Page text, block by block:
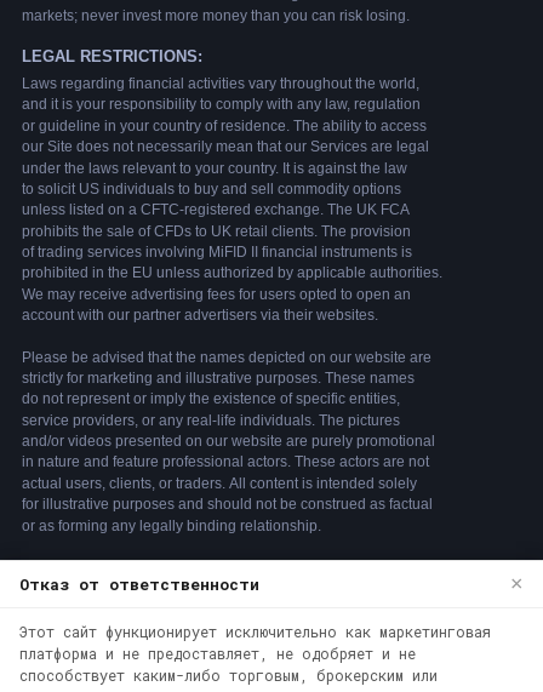
We use cookies to enhance your browsing
experience. By continuing to use our
website, you agree to our use of cookies.
Отказ от ответственности ×
Этот сайт функционирует исключительно как маркетинговая
платформа и не предоставляет, не одобряет и не
способствует каким-либо торговым, брокерским или